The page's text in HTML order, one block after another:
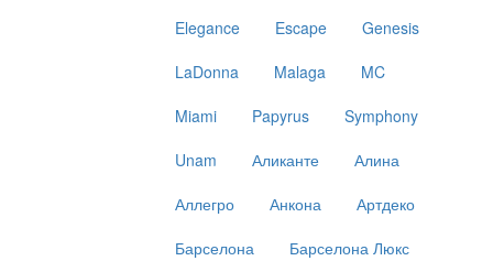
Elegance
Escape
Genesis
LaDonna
Malaga
MC
Miami
Papyrus
Symphony
Unam
Аликанте
Алина
Аллегро
Анкона
Артдеко
Барселона
Барселона Люкс